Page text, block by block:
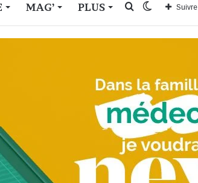
MAG’ PLUS Suivre
Switch
Rechercher